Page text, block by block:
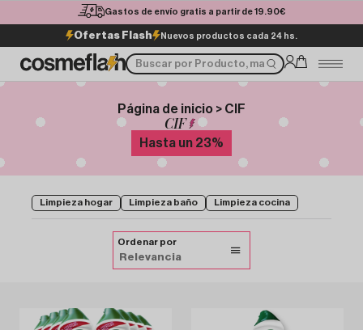
Gastos de envío gratis a partir de 19.90€
Ofertas Flash Nuevos productos cada 24 hs.
Página de inicio > CIF
CIF
Hasta un 23%
Limpieza hogar Limpieza baño Limpieza cocina
Ordenar por